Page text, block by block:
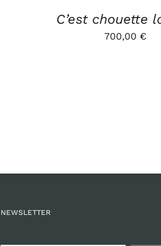
C’est chouette
700,00 €
NEWSLETTER